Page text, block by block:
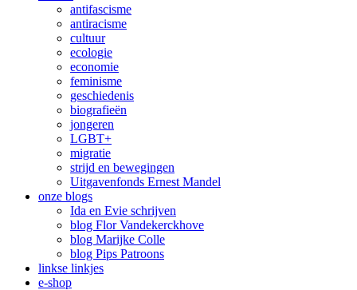
antifascisme
antiracisme
cultuur
ecologie
economie
feminisme
geschiedenis
biografieën
jongeren
LGBT+
migratie
strijd en bewegingen
Uitgavenfonds Ernest Mandel
onze blogs
Ida en Evie schrijven
blog Flor Vandekerckhove
blog Marijke Colle
blog Pips Patroons
linkse linkjes
e-shop